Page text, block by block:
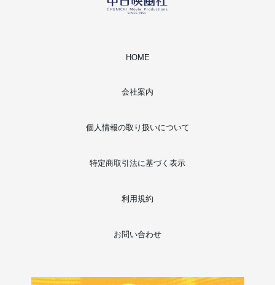
HOME
会社案内
個人情報の取り扱いについて
特定商取引法に基づく表示
利用規約
お問い合わせ